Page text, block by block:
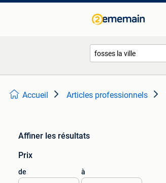
Accueil Articles professionnels
Affiner les résultats
Prix
de à